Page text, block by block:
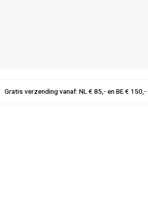
Gratis verzending vanaf: NL € 85,- en BE € 150,-